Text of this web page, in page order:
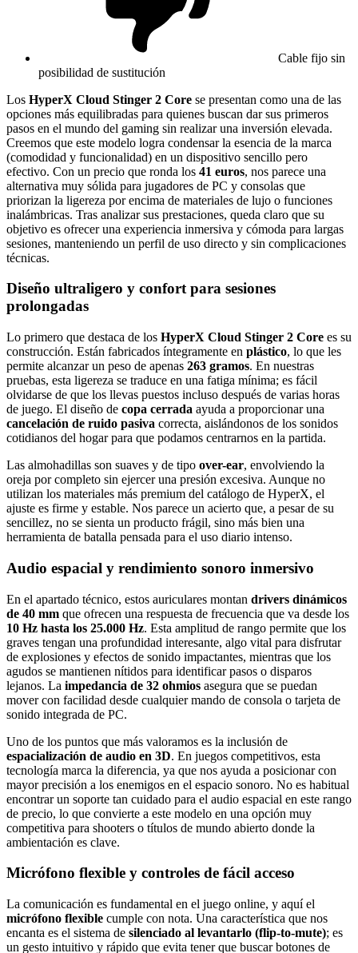
Cable fijo sin
posibilidad de sustitución
Los HyperX Cloud Stinger 2 Core se presentan como una de las
opciones más equilibradas para quienes buscan dar sus primeros
pasos en el mundo del gaming sin realizar una inversión elevada.
Creemos que este modelo logra condensar la esencia de la marca
(comodidad y funcionalidad) en un dispositivo sencillo pero
efectivo. Con un precio que ronda los 41 euros, nos parece una
alternativa muy sólida para jugadores de PC y consolas que
priorizan la ligereza por encima de materiales de lujo o funciones
inalámbricas. Tras analizar sus prestaciones, queda claro que su
objetivo es ofrecer una experiencia inmersiva y cómoda para largas
sesiones, manteniendo un perfil de uso directo y sin complicaciones
técnicas.
Diseño ultraligero y confort para sesiones
prolongadas
Lo primero que destaca de los HyperX Cloud Stinger 2 Core es su
construcción. Están fabricados íntegramente en plástico, lo que les
permite alcanzar un peso de apenas 263 gramos. En nuestras
pruebas, esta ligereza se traduce en una fatiga mínima; es fácil
olvidarse de que los llevas puestos incluso después de varias horas
de juego. El diseño de copa cerrada ayuda a proporcionar una
cancelación de ruido pasiva correcta, aislándonos de los sonidos
cotidianos del hogar para que podamos centrarnos en la partida.
Las almohadillas son suaves y de tipo over-ear, envolviendo la
oreja por completo sin ejercer una presión excesiva. Aunque no
utilizan los materiales más premium del catálogo de HyperX, el
ajuste es firme y estable. Nos parece un acierto que, a pesar de su
sencillez, no se sienta un producto frágil, sino más bien una
herramienta de batalla pensada para el uso diario intenso.
Audio espacial y rendimiento sonoro inmersivo
En el apartado técnico, estos auriculares montan drivers dinámicos
de 40 mm que ofrecen una respuesta de frecuencia que va desde los
10 Hz hasta los 25.000 Hz. Esta amplitud de rango permite que los
graves tengan una profundidad interesante, algo vital para disfrutar
de explosiones y efectos de sonido impactantes, mientras que los
agudos se mantienen nítidos para identificar pasos o disparos
lejanos. La impedancia de 32 ohmios asegura que se puedan
mover con facilidad desde cualquier mando de consola o tarjeta de
sonido integrada de PC.
Uno de los puntos que más valoramos es la inclusión de
espacialización de audio en 3D. En juegos competitivos, esta
tecnología marca la diferencia, ya que nos ayuda a posicionar con
mayor precisión a los enemigos en el espacio sonoro. No es habitual
encontrar un soporte tan cuidado para el audio espacial en este rango
de precio, lo que convierte a este modelo en una opción muy
competitiva para shooters o títulos de mundo abierto donde la
ambientación es clave.
Micrófono flexible y controles de fácil acceso
La comunicación es fundamental en el juego online, y aquí el
micrófono flexible cumple con nota. Una característica que nos
encanta es el sistema de silenciado al levantarlo (flip-to-mute); es
un gesto intuitivo y rápido que evita tener que buscar botones de